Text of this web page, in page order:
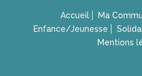
Accueil Ma
Enfance/Jeunesse
Mentions